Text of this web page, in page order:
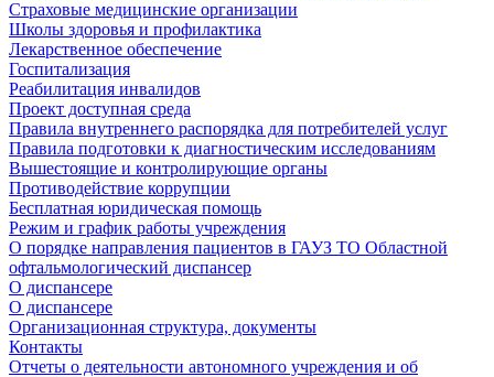
Страховые медицинские организации
Школы здоровья и профилактика
Лекарственное обеспечение
Госпитализация
Реабилитация инвалидов
Проект доступная среда
Правила внутреннего распорядка для потребителей услуг
Правила подготовки к диагностическим исследованиям
Вышестоящие и контролирующие органы
Противодействие коррупции
Бесплатная юридическая помощь
Режим и график работы учреждения
О порядке направления пациентов в ГАУЗ ТО Областной
офтальмологический диспансер
О диспансере
О диспансере
Организационная структура, документы
Контакты
Отчеты о деятельности автономного учреждения и об